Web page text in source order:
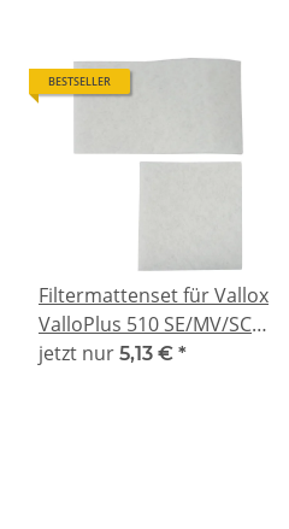
BESTSELLER
Filtermattenset für Vallox
ValloPlus 510 SE/MV/SC -
kompatibel 2x G4
jetzt nur 5,13 € *